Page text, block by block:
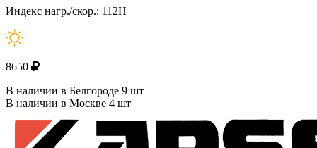
Индекс нагр./скор.: 112H
8650
В наличии в Белгороде 9 шт
В наличии в Москве 4 шт